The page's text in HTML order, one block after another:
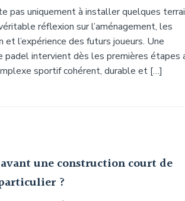
pas uniquement à installer quelques
réflexion sur l’aménagement, les
l’expérience des futurs joueurs. Une
padel intervient dès les premières étapes
sportif cohérent, durable et […]
une construction court de
?